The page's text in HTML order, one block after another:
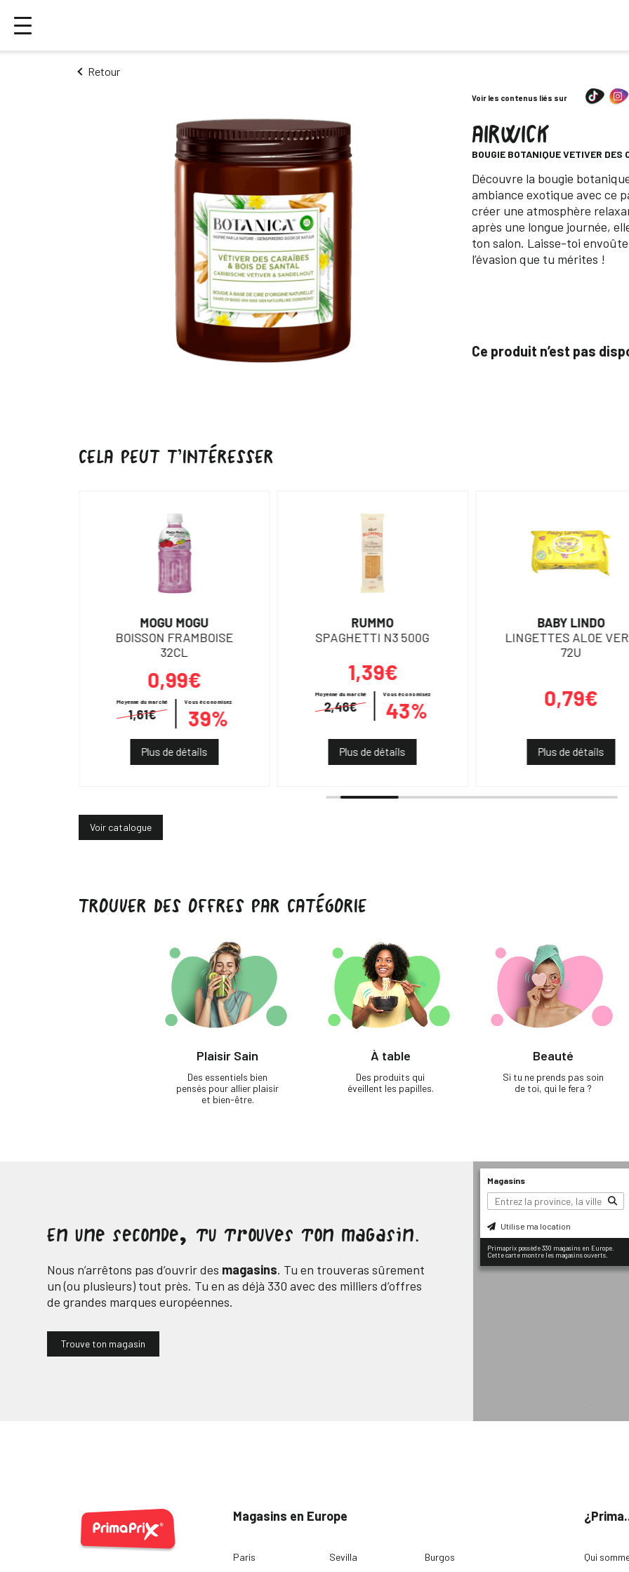
Retour
Voir les contenus liés sur
AIRWICK
BOUGIE BOTANIQUE VETIVER DES
Descripción
Découvre la bougie
ambiance exotique avec ce
créer une atmosphère
après une longue journée,
ton salon. Laisse-toi
l’évasion que tu mérites !
Ce produit n’est pas
CELA PEUT T’INTÉRESSER
MOGU MOGU
BOISSON FRAMBOISE
32CL
0,99€
Moyenne du marché
1,61€
Vous économisez
39%
Plus de détails
RUMMO
SPAGHETTI N3 500G
1,39€
Moyenne du marché
2,46€
Vous économisez
43%
Plus de détails
BABY LINDO
LINGETTES ALOE
72U
0,79€
Plus de détails
Voir catalogue
TROUVER DES OFFRES PAR CATÉGORIE
Plaisir Sain
Des essentiels bien
pensés pour allier plaisir
et bien-être.
À table
Des produits qui
éveillent les papilles.
Beauté
Si tu ne prends pas soin
de toi, qui le fera ?
En une seconde, tu trouves ton magasin.
Nous n’arrêtons pas d’ouvrir des magasins. Tu en trouveras sûrement
un (ou plusieurs) tout près. Tu en as déjà 330 avec des milliers d’offres
de grandes marques européennes.
Trouve ton magasin
Magasins
Utilise ma location
Primaprix possède 330 magasins en Europe.
Cette carte montre les magasins ouverts.
Magasins en Europe
Paris
Sevilla
Burgos
Qui